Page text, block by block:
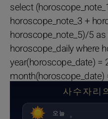
select
horoscope_note_3 +
horoscope_note_5)/5
horoscope_daily where
year(horoscope_date) =
month(horoscope_date)
사수자리
오늘